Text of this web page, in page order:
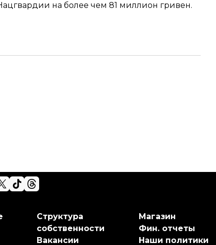
на более чем 81 миллион гривен.
Структура
собственности
Вакансии
Магазин
Фин. отчеты
Наши политики